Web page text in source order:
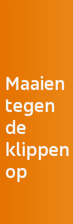
Maaien
tegen
de
klippen
op